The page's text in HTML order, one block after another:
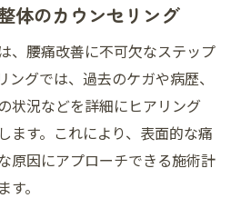
体のカウンセリング
、腰痛改善に不可欠なステップ
ングでは、過去のケガや病歴、
状況などを詳細にヒアリング
ます。これにより、表面的な痛
原因にアプローチできる施術計
。